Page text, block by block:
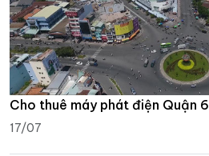
Cho thuê máy phát điện Quận 6
17/07